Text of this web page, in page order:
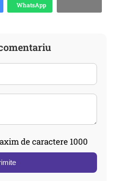
WhatsApp
de caractere 1000